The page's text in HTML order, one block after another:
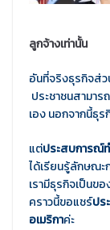
ลูกจ้างเท่านั้น
อันที่จริงธุรกิจส่ว
ประชาชนสามาร
เอง นอกจากนี้ธุร
แต่ประสบการณ์ท
ได้เรียนรู้ลักษณะ
เรามีธุรกิจเป็นข
คราวนี้ขอแชร์ปร
อเมริกาค่ะ